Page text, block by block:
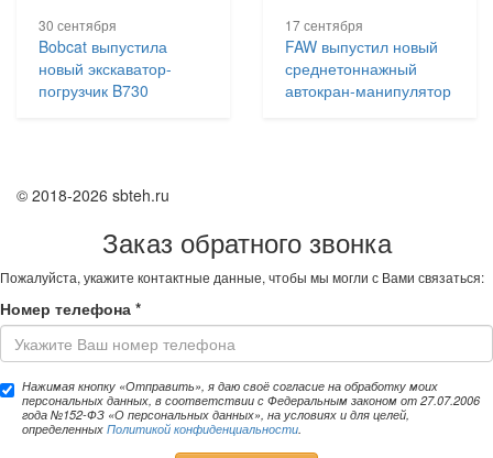
30 сентября
Bobcat выпустила
новый экскаватор-
погрузчик B730
17 сентября
FAW выпустил новый
среднетоннажный
автокран-манипулятор
© 2018-2026 sbteh.ru
Заказ обратного звонка
Пожалуйста, укажите контактные данные, чтобы мы могли с Вами связаться:
Номер телефона *
Нажимая кнопку «Отправить», я даю своё согласие на обработку моих
персональных данных, в соответствии с Федеральным законом от 27.07.2006
года №152-ФЗ «О персональных данных», на условиях и для целей,
определенных Политикой конфиденциальности